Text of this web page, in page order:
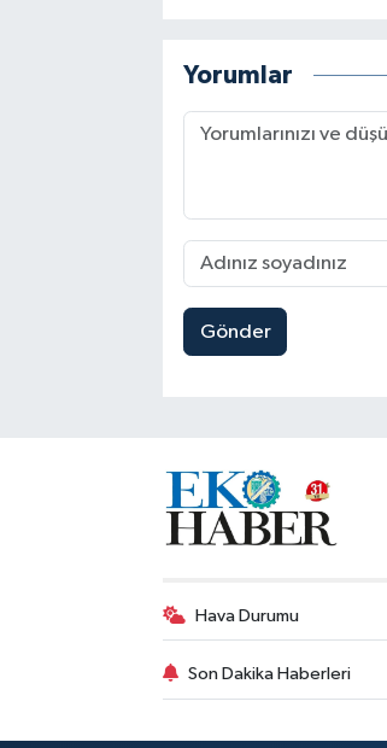
Yorumlar
Gönder
Hava Durumu
Son Dakika Haberleri